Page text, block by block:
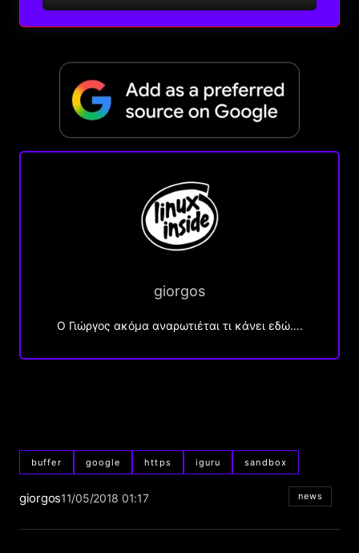
giorgos
Ο Γιώργος ακόμα αναρωτιέται τι κάνει εδώ….
buffer google https iguru sandbox
giorgos11/05/2018 01:17 news